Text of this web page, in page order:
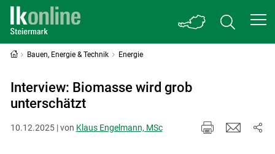
Bauen, Energie & Technik Energie
Interview: Biomasse wird grob
unterschätzt
10.12.2025 | von Klaus Engelmann, MSc